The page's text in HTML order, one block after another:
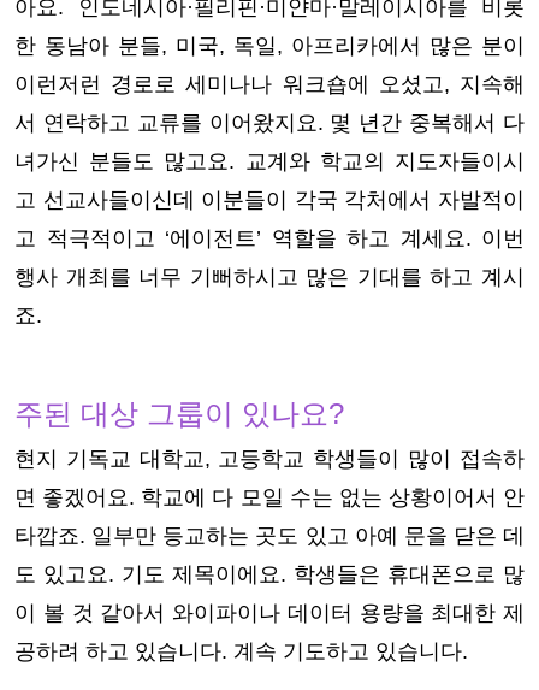
아요. 인도네시아·필리핀·미얀마·말레이시아를 비롯
한 동남아 분들, 미국, 독일, 아프리카에서 많은 분이
이런저런 경로로 세미나나 워크숍에 오셨고, 지속해
서 연락하고 교류를 이어왔지요. 몇 년간 중복해서 다
녀가신 분들도 많고요. 교계와 학교의 지도자들이시
고 선교사들이신데 이분들이 각국 각처에서 자발적이
고 적극적이고 ‘에이전트’ 역할을 하고 계세요. 이번
행사 개최를 너무 기뻐하시고 많은 기대를 하고 계시
죠.
주된 대상 그룹이 있나요?
현지 기독교 대학교, 고등학교 학생들이 많이 접속하
면 좋겠어요. 학교에 다 모일 수는 없는 상황이어서 안
타깝죠. 일부만 등교하는 곳도 있고 아예 문을 닫은 데
도 있고요. 기도 제목이에요. 학생들은 휴대폰으로 많
이 볼 것 같아서 와이파이나 데이터 용량을 최대한 제
공하려 하고 있습니다. 계속 기도하고 있습니다.